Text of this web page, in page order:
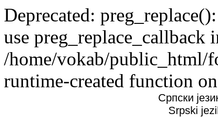
Deprecated:
use preg_replace_callback
/home/vokab/public_html/
runtime-created function
Српски
Srpski